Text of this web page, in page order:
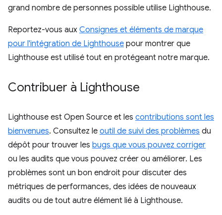
grand nombre de personnes possible utilise Lighthouse.
Reportez-vous aux Consignes et éléments de marque
pour l'intégration de Lighthouse pour montrer que
Lighthouse est utilisé tout en protégeant notre marque.
Contribuer à Lighthouse
Lighthouse est Open Source et les contributions sont les
bienvenues. Consultez le outil de suivi des problèmes du
dépôt pour trouver les bugs que vous pouvez corriger
ou les audits que vous pouvez créer ou améliorer. Les
problèmes sont un bon endroit pour discuter des
métriques de performances, des idées de nouveaux
audits ou de tout autre élément lié à Lighthouse.